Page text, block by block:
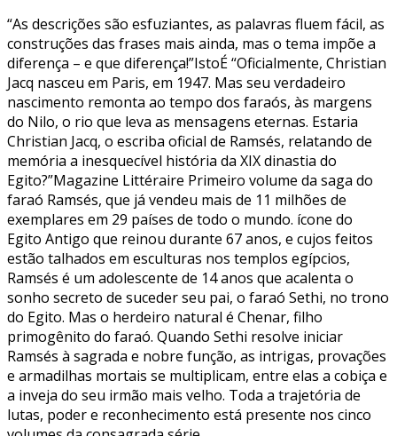
“As descrições são esfuziantes, as palavras fluem fácil, as
construções das frases mais ainda, mas o tema impõe a
diferença – e que diferença!”IstoÉ “Oficialmente, Christian
Jacq nasceu em Paris, em 1947. Mas seu verdadeiro
nascimento remonta ao tempo dos faraós, às margens
do Nilo, o rio que leva as mensagens eternas. Estaria
Christian Jacq, o escriba oficial de Ramsés, relatando de
memória a inesquecível história da XIX dinastia do
Egito?”Magazine Littéraire Primeiro volume da saga do
faraó Ramsés, que já vendeu mais de 11 milhões de
exemplares em 29 países de todo o mundo. ícone do
Egito Antigo que reinou durante 67 anos, e cujos feitos
estão talhados em esculturas nos templos egípcios,
Ramsés é um adolescente de 14 anos que acalenta o
sonho secreto de suceder seu pai, o faraó Sethi, no trono
do Egito. Mas o herdeiro natural é Chenar, filho
primogênito do faraó. Quando Sethi resolve iniciar
Ramsés à sagrada e nobre função, as intrigas, provações
e armadilhas mortais se multiplicam, entre elas a cobiça e
a inveja do seu irmão mais velho. Toda a trajetória de
lutas, poder e reconhecimento está presente nos cinco